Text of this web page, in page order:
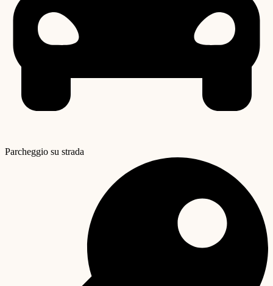
Parcheggio su strada